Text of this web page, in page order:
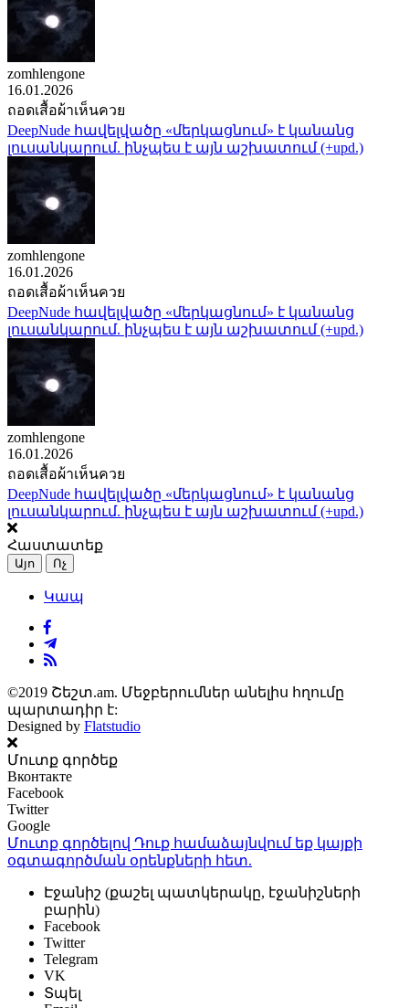
zomhlengone
16.01.2026
ถอดเสื้อผ้าเห็นควย
DeepNude հավելվածը «մերկացնում» է կանանց
լուսանկարում. ինչպես է այն աշխատում (+upd.)
zomhlengone
16.01.2026
ถอดเสื้อผ้าเห็นควย
DeepNude հավելվածը «մերկացնում» է կանանց
լուսանկարում. ինչպես է այն աշխատում (+upd.)
zomhlengone
16.01.2026
ถอดเสื้อผ้าเห็นควย
DeepNude հավելվածը «մերկացնում» է կանանց
լուսանկարում. ինչպես է այն աշխատում (+upd.)
Հաստատեք
Այո Ոչ
Կապ
©2019 Շեշտ.am. Մեջբերումներ անելիս հղումը
պարտադիր է:
Designed by Flatstudio
Մուտք գործեք
Вконтакте
Facebook
Twitter
Google
Մուտք գործելով Դուք համաձայնվում եք կայքի
օգտագործման օրենքների հետ.
Էջանիշ (քաշել պատկերակը, էջանիշների
բարին)
Facebook
Twitter
Telegram
VK
Տպել